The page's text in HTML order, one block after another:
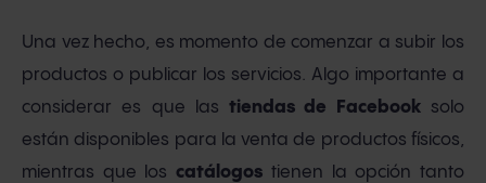
Una vez hecho, es momento de comenzar a subir los
productos o publicar los servicios. Algo importante a
considerar es que lastiendas de Facebooksolo
están disponibles para la venta de productos físicos,
mientras que loscatálogos tienen la opción tanto